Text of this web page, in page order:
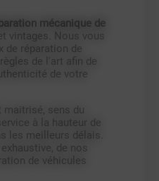
mécanique de
vintages. Nous vous
de réparation de
de l'art afin de
de votre
maitrisé, sens du
à la hauteur de
les meilleurs délais.
de nos
de véhicules